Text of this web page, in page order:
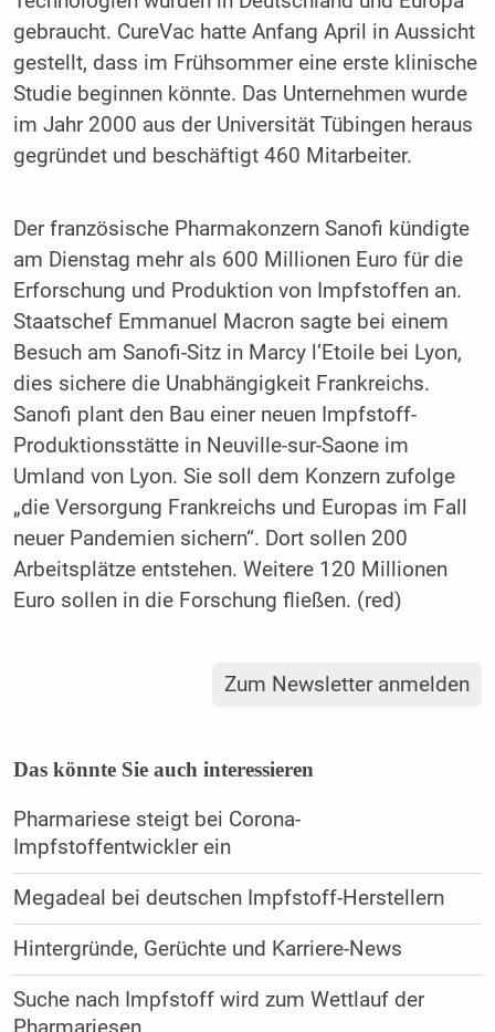
gebraucht. CureVac hatte Anfang April in Aussicht
gestellt, dass im Frühsommer eine erste klinische
Studie beginnen könnte. Das Unternehmen wurde
im Jahr 2000 aus der Universität Tübingen heraus
gegründet und beschäftigt 460 Mitarbeiter.
Der französische Pharmakonzern Sanofi kündigte
am Dienstag mehr als 600 Millionen Euro für die
Erforschung und Produktion von Impfstoffen an.
Staatschef Emmanuel Macron sagte bei einem
Besuch am Sanofi-Sitz in Marcy l’Etoile bei Lyon,
dies sichere die Unabhängigkeit Frankreichs.
Sanofi plant den Bau einer neuen Impfstoff-
Produktionsstätte in Neuville-sur-Saone im
Umland von Lyon. Sie soll dem Konzern zufolge
„die Versorgung Frankreichs und Europas im Fall
neuer Pandemien sichern“. Dort sollen 200
Arbeitsplätze entstehen. Weitere 120 Millionen
Euro sollen in die Forschung fließen. (red)
Zum Newsletter anmelden
Das könnte Sie auch interessieren
Pharmariese steigt bei Corona-
Impfstoffentwickler ein
Megadeal bei deutschen Impfstoff-Herstellern
Hintergründe, Gerüchte und Karriere-News
Suche nach Impfstoff wird zum Wettlauf der